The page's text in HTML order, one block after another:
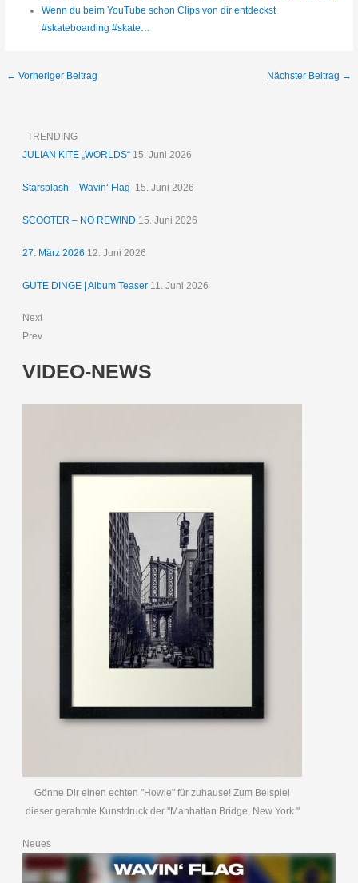
Wenn du beim YouTube schon Clips von dir entdeckst
#skateboarding #skate…
← Vorheriger Beitrag Nächster Beitrag →
TRENDING
JULIAN KITE „WORLDS“ 15. Juni 2026
Starsplash – Wavin‘ Flag 15. Juni 2026
SCOOTER – NO REWIND 15. Juni 2026
27. März 2026 12. Juni 2026
GUTE DINGE | Album Teaser 11. Juni 2026
Next
Prev
VIDEO-NEWS
Gönne Dir einen echten "Howie" für zuhause! Zum Beispiel
dieser gerahmte Kunstdruck der "Manhattan Bridge, New York "
Neues